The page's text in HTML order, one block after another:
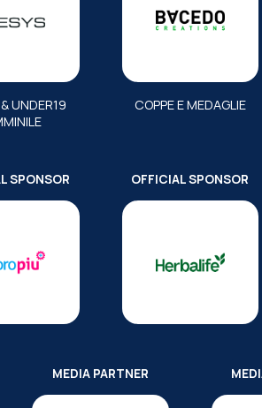
UNDER19
COPPE E MEDAGLIE
SPONSOR OFFICIAL SPONSOR
MEDIA PARTNER